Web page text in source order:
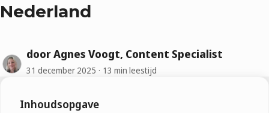
Nederland
door Agnes Voogt, Content Specialist
31 december 2025 13 min leestijd
Inhoudsopgave